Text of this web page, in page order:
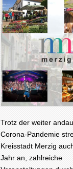
Trotz der weiter
Corona-Pandemie
Kreisstadt Merzig
Jahr an, zahlreiche